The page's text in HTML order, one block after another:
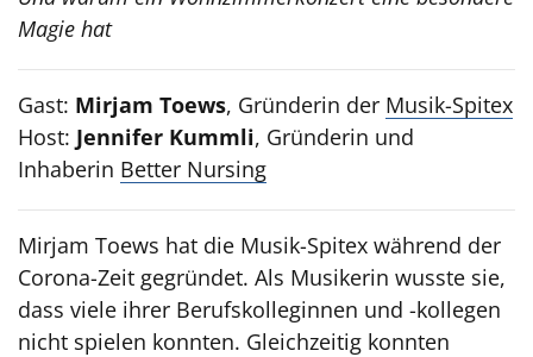
Magie hat
Gast: Mirjam Toews, Gründerin der Musik-Spitex
Host: Jennifer Kummli, Gründerin und
Inhaberin Better Nursing
Mirjam Toews hat die Musik-Spitex während der
Corona-Zeit gegründet. Als Musikerin wusste sie,
dass viele ihrer Berufskolleginnen und -kollegen
nicht spielen konnten. Gleichzeitig konnten